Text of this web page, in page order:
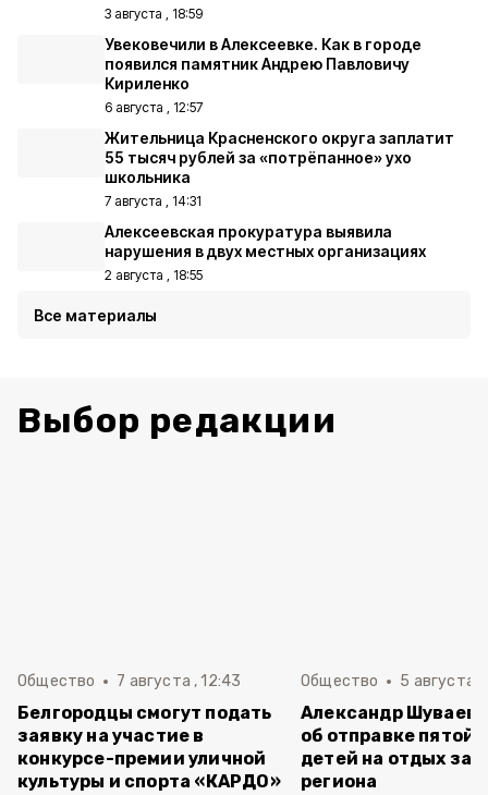
3 августа , 18:59
Увековечили в Алексеевке. Как в городе
появился памятник Андрею Павловичу
Кириленко
6 августа , 12:57
Жительница Красненского округа заплатит
55 тысяч рублей за «потрёпанное» ухо
школьника
7 августа , 14:31
Алексеевская прокуратура выявила
нарушения в двух местных организациях
2 августа , 18:55
Все материалы
Выбор редакции
Общество 7 августа , 12:43
Белгородцы смогут подать
заявку на участие в
конкурсе-премии уличной
культуры и спорта «КАРДО»
Общество 5 августа ,
Александр Шуваев
об отправке пятой
детей на отдых за
региона